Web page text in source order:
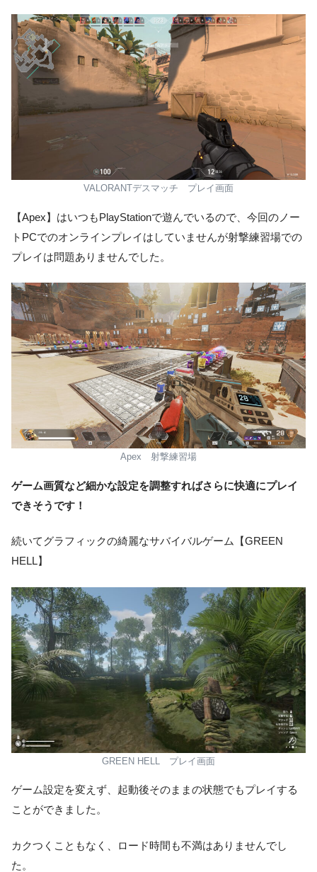
VALORANTデスマッチ プレイ画面
【Apex】はいつもPlayStationで遊んでいるので、今回のノー
トPCでのオンラインプレイはしていませんが射撃練習場での
プレイは問題ありませんでした。
Apex 射撃練習場
ゲーム画質など細かな設定を調整すればさらに快適にプレイ
できそうです！
続いてグラフィックの綺麗なサバイバルゲーム【GREEN
HELL】
GREEN HELL プレイ画面
ゲーム設定を変えず、起動後そのままの状態でもプレイする
ことができました。
カクつくこともなく、ロード時間も不満はありませんでし
た。